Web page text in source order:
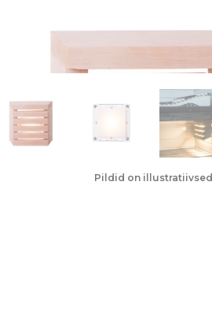
Pildid on illustratiivsed